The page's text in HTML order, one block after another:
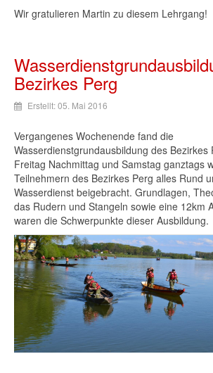
Wir gratulieren Martin zu diesem Lehrgang!
Bezirkes Perg
Erstellt: 05. Mai 2016
Vergangenes Wochenende fand die
Wasserdienstgrundausbildung des Bezirkes
Freitag Nachmittag und Samstag ganztags
Teilnehmern des Bezirkes Perg alles Rund
Wasserdienst beigebracht. Grundlagen,
das Rudern und Stangeln sowie eine 12km
waren die Schwerpunkte dieser Ausbildung.